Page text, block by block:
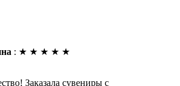
: ★ ★ ★ ★ ★
Заказала сувениры с